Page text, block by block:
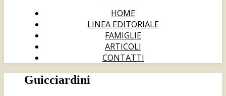
HOME
LINEA EDITORIALE
FAMIGLIE
ARTICOLI
CONTATTI
Guicciardini